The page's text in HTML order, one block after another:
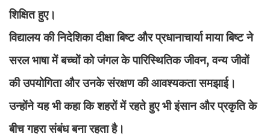
शिक्षित हुए।
विद्यालय की निदेशिका दीक्षा बिष्ट और प्रधानाचार्या माया बिष्ट ने
सरल भाषा में बच्चों को जंगल के पारिस्थितिक जीवन, वन्य जीवों
की उपयोगिता और उनके संरक्षण की आवश्यकता समझाई।
उन्होंने यह भी कहा कि शहरों में रहते हुए भी इंसान और प्रकृति के
बीच गहरा संबंध बना रहता है।